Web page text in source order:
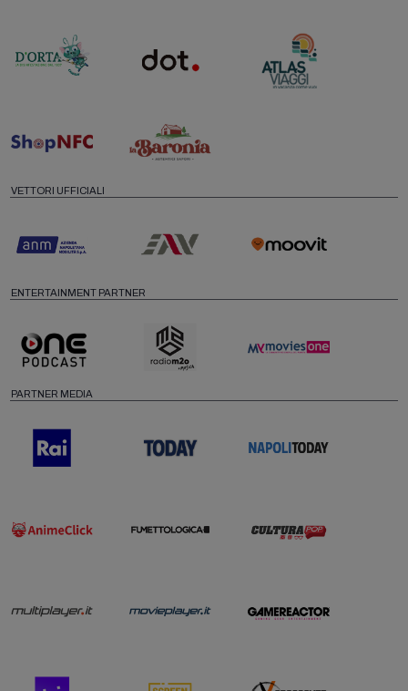
VETTORI UFFICIALI
ENTERTAINMENT PARTNER
PARTNER MEDIA